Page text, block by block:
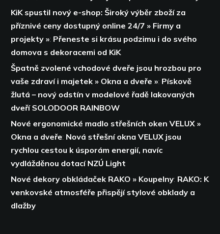
KiK spustil nový e-shop: Široký výběr zboží za
příznivé ceny dostupný online 24/7 » Firmy a
projekty »: Přeneste si krásu podzimu i do svého
domova s dekoracemi od KiK
Špatně zvolené vchodové dveře jsou hrozbou pro
vaše zdraví i majetek » Okna a dveře »: Pískově
žlutá – nový odstín v modelové řadě lakovaných
dveří SOLODOOR RAINBOW
Nové ergonomické madlo střešních oken VELUX »
Okna a dveře: Nová střešní okna VELUX jsou
rychlou cestou k úsporám energií, navíc
vydlážděnou dotací NZÚ Light
Nové dekory obkládaček RAKO » Koupelny: RAKO: K
venkovské atmosféře přispějí stylové obklady a
dlažby